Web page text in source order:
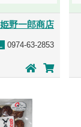
野一郎商店
0974-63-2853